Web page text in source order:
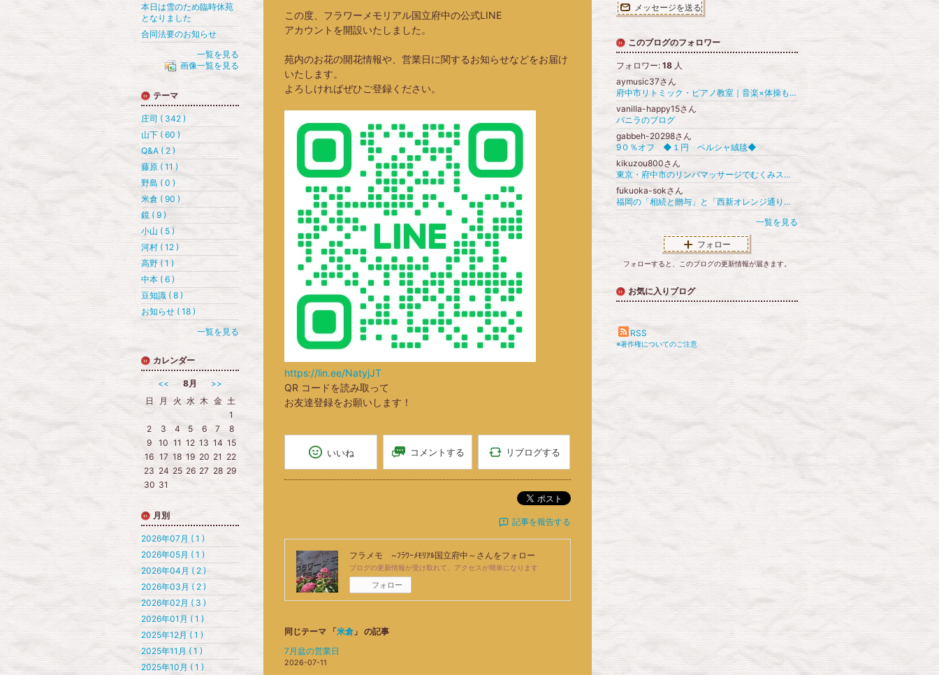
この度、フラワーメモリアル国立府中の公式LINE
アカウントを開設いたしました。
苑内のお花の開花情報や、営業日に関するお知らせなどをお届け
いたします。
よろしければぜひご登録ください。
https://lin.ee/NatyjJT
QR コードを読み取って
お友達登録をお願いします！
いいね コメントする リブログする
ポスト
記事を報告する
フラメモ ~ﾌﾗﾜｰﾒﾓﾘｱﾙ国立府中～ さんをフォロー
ブログの更新情報が受け取れて、アクセスが簡単になります
フォロー
同じテーマ 「米倉 」 の記事
7月盆の営業日
2026-07-11
メッセージを送る
このブログのフォロワー
フォロワー: 18人
aymusic37さん
府中市リトミック・ピアノ教室｜音楽×体操も学べる Ayumusica あゆ美先生
vanilla-happy15さん
バニラのブログ
gabbeh-20298さん
9０％オフ ◆１円 ペルシャ絨毯◆
kikuzou800さん
東京・府中市のリンパマッサージでむくみスッキリ！女性専用サロン
fukuoka-sokさん
福岡の「相続と贈与」と「西新オレンジ通り」のブログ
一覧を見る
フォロー
フォローすると、このブログの更新情報が届きます。
お気に入りブログ
RSS
※著作権についてのご注意
本日は雪のため臨時休苑
となりました
合同法要のお知らせ
一覧を見る
画像一覧を見る
テーマ
庄司 ( 342 )
山下 ( 60 )
Q&A ( 2 )
藤原 ( 11 )
野島 ( 0 )
米倉 ( 90 )
鏡 ( 9 )
小山 ( 5 )
河村 ( 12 )
高野 ( 1 )
中本 ( 6 )
豆知識 ( 8 )
お知らせ ( 18 )
一覧を見る
カレンダー
<< 8月
>>
日
月 火 水 木 金 土
1
2
3 4 5 6 7
8
9
10 11 12 13 14 15
16 17 18 19 20 21 22
23 24 25 26 27 28 29
30 31
月別
2026年07月 ( 1 )
2026年05月 ( 1 )
2026年04月 ( 2 )
2026年03月 ( 2 )
2026年02月 ( 3 )
2026年01月 ( 1 )
2025年12月 ( 1 )
2025年11月 ( 1 )
2025年10月 ( 1 )